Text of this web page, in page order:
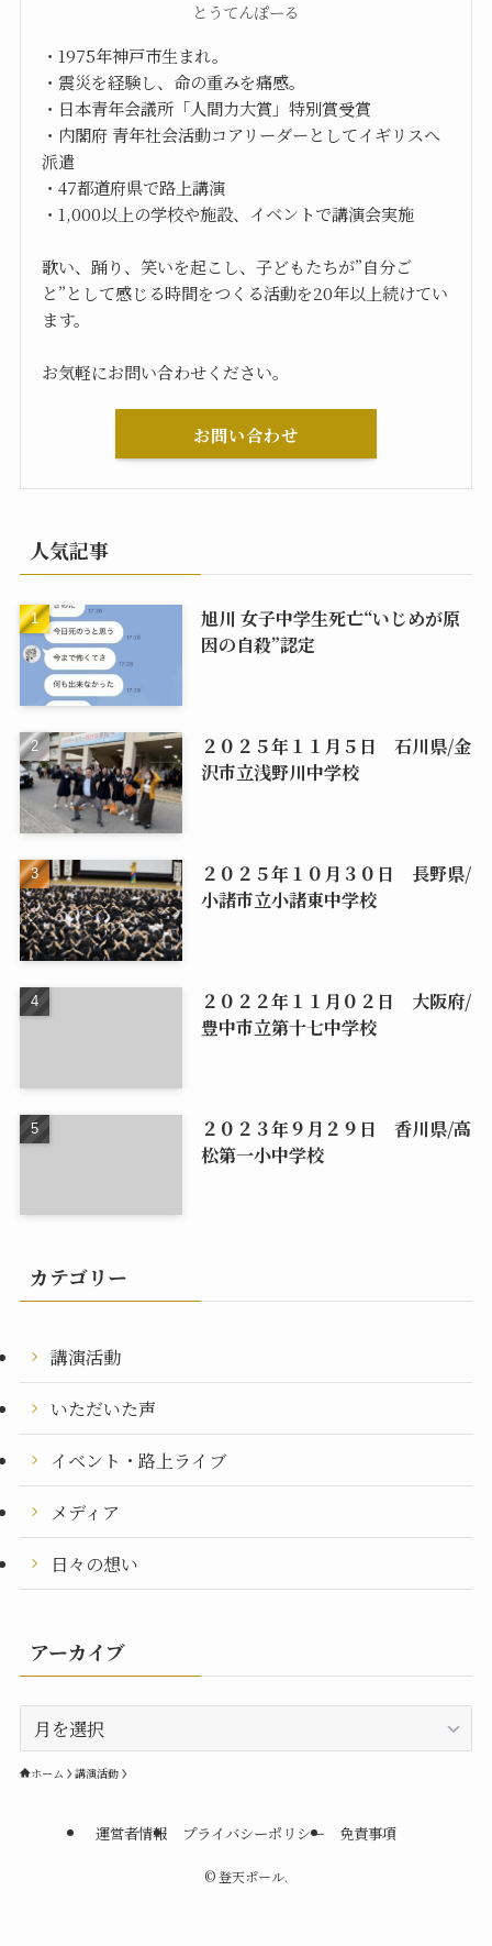
とうてんぽーる
・1975年神戸市生まれ。
・震災を経験し、命の重みを痛感。
・日本青年会議所「人間力大賞」特別賞受賞
・内閣府 青年社会活動コアリーダーとしてイギリスへ
派遣
・47都道府県で路上講演
・1,000以上の学校や施設、イベントで講演会実施
歌い、踊り、笑いを起こし、子どもたちが”自分ご
と”として感じる時間をつくる活動を20年以上続けてい
ます。
お気軽にお問い合わせください。
お問い合わせ
人気記事
旭川 女子中学生死亡“いじめが原
因の自殺”認定
２０２５年１１月５日 石川県/金
沢市立浅野川中学校
２０２５年１０月３０日 長野県/
小諸市立小諸東中学校
２０２２年１１月０２日 大阪府/
豊中市立第十七中学校
２０２３年９月２９日 香川県/高
松第一小中学校
カテゴリー
講演活動
いただいた声
イベント・路上ライブ
メディア
日々の想い
アーカイブ
ー
カホーム 講演活動
運営者情報 プライバシーポリシー 免責事項
©登天ポール.